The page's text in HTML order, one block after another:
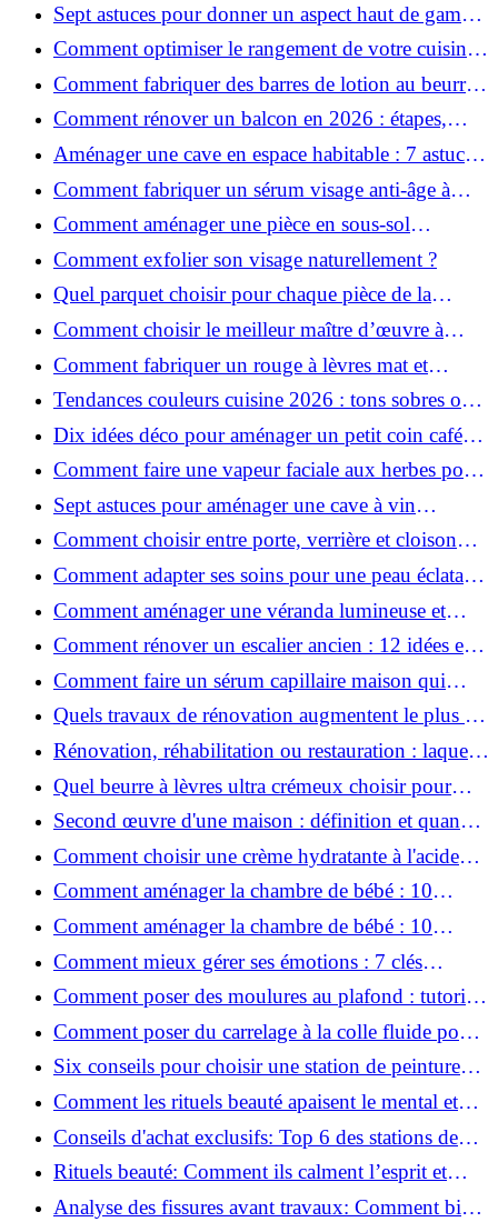
Sept astuces pour donner un aspect haut de gamme
à votre cuisine
Comment optimiser le rangement de votre cuisine
et gagner de la place ?
Comment fabriquer des barres de lotion au beurre
de karité ?
Comment rénover un balcon en 2026 : étapes,
budget et matériaux ?
Aménager une cave en espace habitable : 7 astuces
essentielles
Comment fabriquer un sérum visage anti-âge à
l'huile de rose musquée ?
Comment aménager une pièce en sous-sol
efficacement ?
Comment exfolier son visage naturellement ?
Quel parquet choisir pour chaque pièce de la
maison ?
Comment choisir le meilleur maître d’œuvre à
Grenoble en 2026 ?
Comment fabriquer un rouge à lèvres mat et
hydratant fait maison ?
Tendances couleurs cuisine 2026 : tons sobres ou
colorés, que choisir ?
Dix idées déco pour aménager un petit coin café
chez soi
Comment faire une vapeur faciale aux herbes pour
une peau plus saine et rajeunie ?
Sept astuces pour aménager une cave à vin
naturelle chez soi
Comment choisir entre porte, verrière et cloison
coulissante pour séparer vos pièces ?
Comment adapter ses soins pour une peau éclatante
en hiver ?
Comment aménager une véranda lumineuse et
conviviale : 12 idées déco
Comment rénover un escalier ancien : 12 idées et
astuces faciles pas à pas
Comment faire un sérum capillaire maison qui
stimule réellement la pousse des cheveux ?
Quels travaux de rénovation augmentent le plus la
valeur d'une maison pour la revente ?
Rénovation, réhabilitation ou restauration : laquelle
convient le mieux à mon logement ?
Quel beurre à lèvres ultra crémeux choisir pour
lèvres sèches et gercées?
Second œuvre d'une maison : définition et quand
le réaliser
Comment choisir une crème hydratante à l'acide
hyaluronique et niacinamide ?
Comment aménager la chambre de bébé : 10
conseils sécurité, déco et rangement
Comment aménager la chambre de bébé : 10
conseils sécurité, déco et rangement
Comment mieux gérer ses émotions : 7 clés
pratiques
Comment poser des moulures au plafond : tutoriel
vidéo pas à pas ?
Comment poser du carrelage à la colle fluide pour
un rendu professionnel ?
Six conseils pour choisir une station de peinture
basse pression
Comment les rituels beauté apaisent le mental et
créent des moments pour soi ?
Conseils d'achat exclusifs: Top 6 des stations de
peinture basse pression incontournables!
Rituels beauté: Comment ils calment l’esprit et
chouchoutent votre âme!
Analyse des fissures avant travaux: Comment bien